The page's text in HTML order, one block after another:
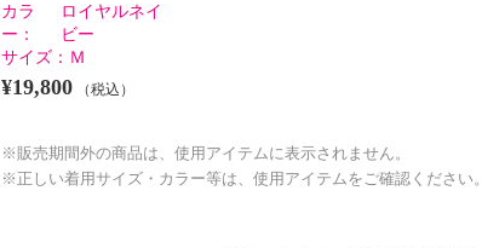
カラ
ー：
ロイヤルネイ
ビー
サイズ： Ｍ
¥19,800 （税込）
※販売期間外の商品は、使用アイテムに表示されません。
※正しい着用サイズ・カラー等は、使用アイテムをご確認ください。